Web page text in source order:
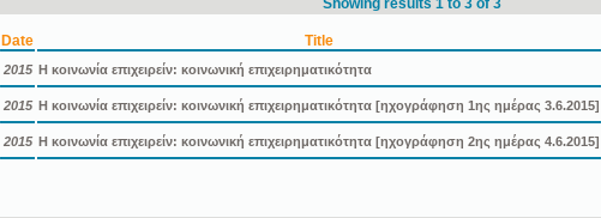
Date Title
2015 Η κοινωνία επιχειρείν: κοινωνική επιχειρηματικότητα
2015 Η κοινωνία επιχειρείν: κοινωνική επιχειρηματικότητα [ηχογράφηση 1ης ημέρας 3.6.2015]
2015 Η κοινωνία επιχειρείν: κοινωνική επιχειρηματικότητα [ηχογράφηση 2ης ημέρας 4.6.2015]